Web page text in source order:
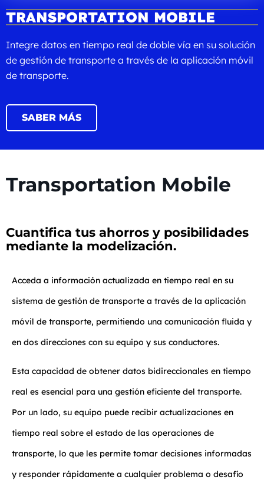
TRANSPORTATION MOBILE
Integre datos en tiempo real de doble vía en su solución
de gestión de transporte a través de la aplicación móvil
de transporte.
SABER MÁS
Transportation Mobile
Cuantifica tus ahorros y posibilidades
mediante la modelización.
Acceda a información actualizada en tiempo real en su
sistema de gestión de transporte a través de la aplicación
móvil de transporte, permitiendo una comunicación fluida y
en dos direcciones con su equipo y sus conductores.
Esta capacidad de obtener datos bidireccionales en tiempo
real es esencial para una gestión eficiente del transporte.
Por un lado, su equipo puede recibir actualizaciones en
tiempo real sobre el estado de las operaciones de
transporte, lo que les permite tomar decisiones informadas
y responder rápidamente a cualquier problema o desafío